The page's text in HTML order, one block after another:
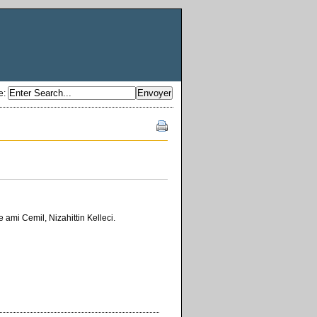
:
ami Cemil, Nizahittin Kelleci.